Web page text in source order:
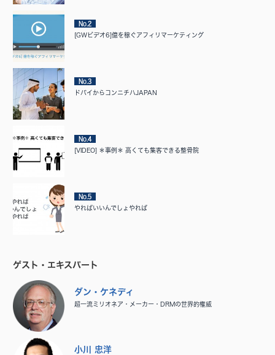
No.2
[GWビデオ6]億を稼ぐアフィリマーケティング
No.3
ドバイからコンニチハJAPAN
No.4
[VIDEO] ＊事例＊ 高くても集客できる整骨院
No.5
やればいいんでしょやれば
ゲスト・エキスパート
ダン・ケネディ
超一流ミリオネア・メーカー・DRMの世界的権威
小川 忠洋